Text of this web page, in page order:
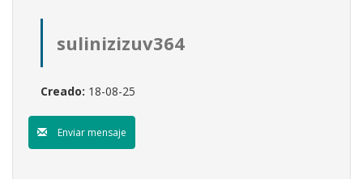
sulinizizuv364
Creado: 18-08-25
Enviar mensaje